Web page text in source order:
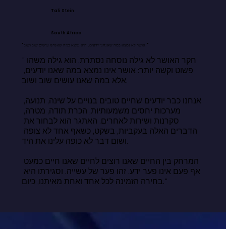
Tali Stein
South Africa
"אושר לא נמצא במה שאנחנו יודעים. הוא נמצא במה שאנחנו עושים שוב ושוב."
"חקר האושר לא גילה נוסחה נסתרת. הוא גילה משהו
אלא במה שאנו עושים שוב ושוב.
ושום דבר לא כופה עלינו את היד.
בחירה הזמינה לכל אחד ואחת מאיתנו, כיום."